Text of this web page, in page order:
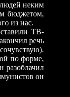
неким
бюджетом,
из нас.
ТВ-
речь
по форме,
разоблачил
он